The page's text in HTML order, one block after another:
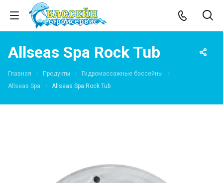
Allseas Spa Rock Tub
Главная Продукты
Гидромассажные бассейны
Allseas Spa
Allseas Spa Rock Tub